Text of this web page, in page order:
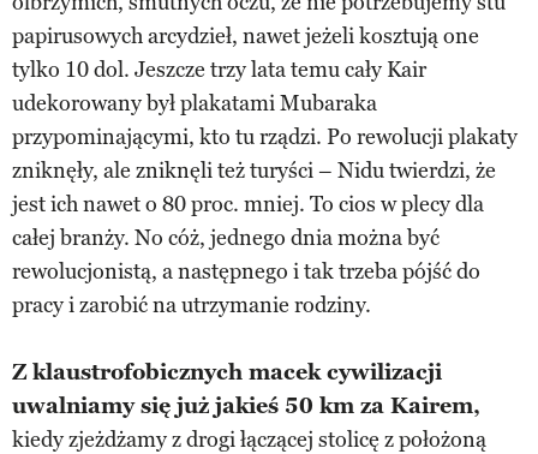
papirusowych arcydzieł, nawet jeżeli kosztują one
tylko 10 dol. Jeszcze trzy lata temu cały Kair
udekorowany był plakatami Mubaraka
przypominającymi, kto tu rządzi. Po rewolucji plakaty
zniknęły, ale zniknęli też turyści – Nidu twierdzi, że
jest ich nawet o 80 proc. mniej. To cios w plecy dla
całej branży. No cóż, jednego dnia można być
rewolucjonistą, a następnego i tak trzeba pójść do
pracy i zarobić na utrzymanie rodziny.
Z klaustrofobicznych macek cywilizacji
uwalniamy się już jakieś 50 km za Kairem,
kiedy zjeżdżamy z drogi łączącej stolicę z położoną